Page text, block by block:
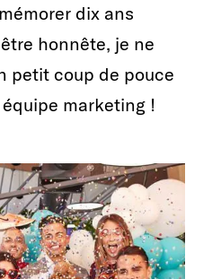
dix ans
honnête, je ne
petit coup de pouce
marketing !